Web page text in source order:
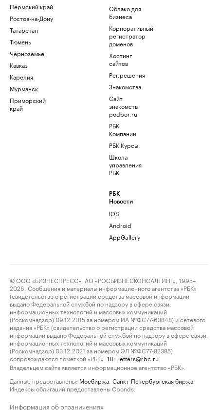
Пермский край
Ростов-на-Дону
Татарстан
Тюмень
Черноземье
Кавказ
Карелия
Мурманск
Приморский
край
Облако для
бизнеса
Корпоративный
регистратор
доменов
Хостинг
сайтов
Рег.решения
Знакомства
Сайт
знакомств
podbor.ru
РБК
Компании
РБК Курсы
Школа
управления
РБК
РБК
Новости
iOS
Android
AppGallery
© ООО «БИЗНЕСПРЕСС», АО «РОСБИЗНЕСКОНСАЛТИНГ», 1995–
2026. Сообщения и материалы информационного агентства «РБК»
(свидетельство о регистрации средства массовой информации
выдано Федеральной службой по надзору в сфере связи,
информационных технологий и массовых коммуникаций
(Роскомнадзор) 09.12.2015 за номером ИА №ФС77-63848) и сетевого
издания «РБК» (свидетельство о регистрации средства массовой
информации выдано Федеральной службой по надзору в сфере связи,
информационных технологий и массовых коммуникаций
(Роскомнадзор) 03.12.2021 за номером ЭЛ №ФС77-82385)
сопровождаются пометкой «РБК».
18+ letters@rbc.ru
Владельцем сайта является информационное агентство «РБК».
Данные предоставлены: Мосбиржа Санкт-Петербургская биржа
Индексы облигаций предоставлены Cbonds.
Информация об ограничениях